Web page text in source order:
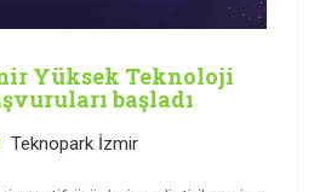
Yüksek Teknoloji
başladı
Teknopark İzmir